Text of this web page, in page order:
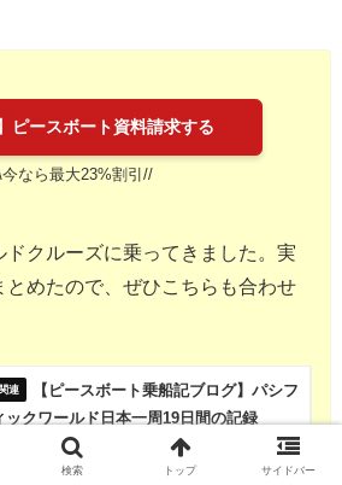
ピースボート資料請求する
なら最大23%割引//
クルーズに乗ってきました。実
とめたので、ぜひこちらも合わせ
【ピースボート乗船記ブログ】パシフ
ックワールド日本一周19日間の記録
検索 トップ サイドバー